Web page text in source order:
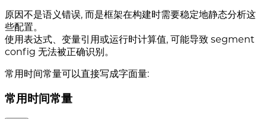
原因不是语义错误, 而是框架在构建时需要稳定地静态分析这
些配置。
使用表达式、变量引用或运行时计算值, 可能导致 segment
config 无法被正确识别。
常用时间常量可以直接写成字面量:
常用时间常量